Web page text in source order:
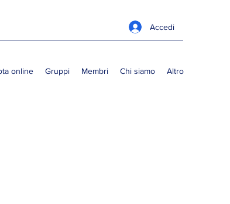
Accedi
online Gruppi Membri Chi siamo Altro